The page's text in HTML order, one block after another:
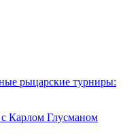
рыцарские турниры:
Карлом Глусманом